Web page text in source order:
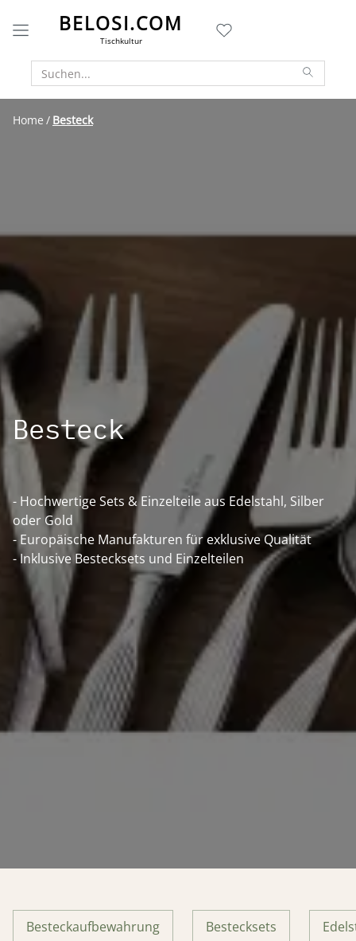
BELOSI.COM
Tischkultur
Home Besteck
Besteck
- Hochwertige Sets & Einzelteile aus Edelstahl, Silber
oder Gold
- Europäische Manufakturen für exklusive Qualität
- Inklusive Bestecksets und Einzelteilen
Besteckaufbewahrung Bestecksets